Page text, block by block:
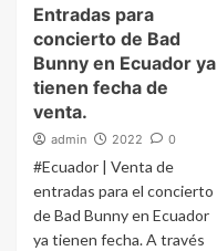
Entradas para
concierto de Bad
Bunny en Ecuador ya
tienen fecha de
venta.
admin 2022 0
#Ecuador | Venta de
entradas para el concierto
de Bad Bunny en Ecuador
ya tienen fecha. A través